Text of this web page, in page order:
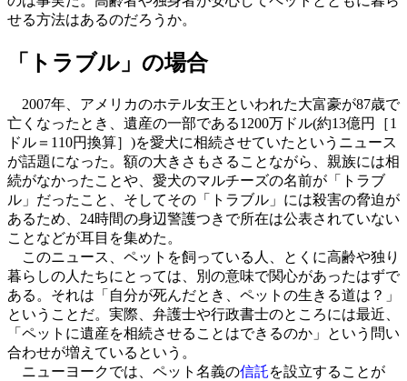
せる方法はあるのだろうか。
「トラブル」の場合
2007年、アメリカのホテル女王といわれた大富豪が87歳で
亡くなったとき、遺産の一部である1200万ドル(約13億円［1
ドル＝110円換算］)を愛犬に相続させていたというニュース
が話題になった。額の大きさもさることながら、親族には相
続がなかったことや、愛犬のマルチーズの名前が「トラブ
ル」だったこと、そしてその「トラブル」には殺害の脅迫が
あるため、24時間の身辺警護つきで所在は公表されていない
ことなどが耳目を集めた。
このニュース、ペットを飼っている人、とくに高齢や独り
暮らしの人たちにとっては、別の意味で関心があったはずで
ある。それは「自分が死んだとき、ペットの生きる道は？」
ということだ。実際、弁護士や行政書士のところには最近、
「ペットに遺産を相続させることはできるのか」という問い
合わせが増えているという。
ニューヨークでは、ペット名義の信託を設立することが